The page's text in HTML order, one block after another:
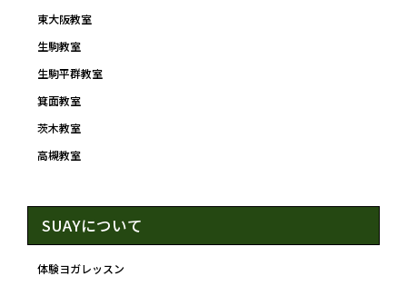
東大阪教室
生駒教室
生駒平群教室
箕面教室
茨木教室
高槻教室
SUAYについて
体験ヨガレッスン